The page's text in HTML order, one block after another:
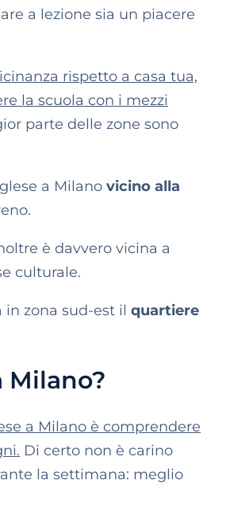
a lezione sia un piacere
rispetto a casa tua,
la scuola con i mezzi
parte delle zone sono
a Milano vicino alla
è davvero vicina a
culturale.
in zona sud-est il quartiere
Milano?
a Milano è comprendere
Di certo non è carino
la settimana: meglio